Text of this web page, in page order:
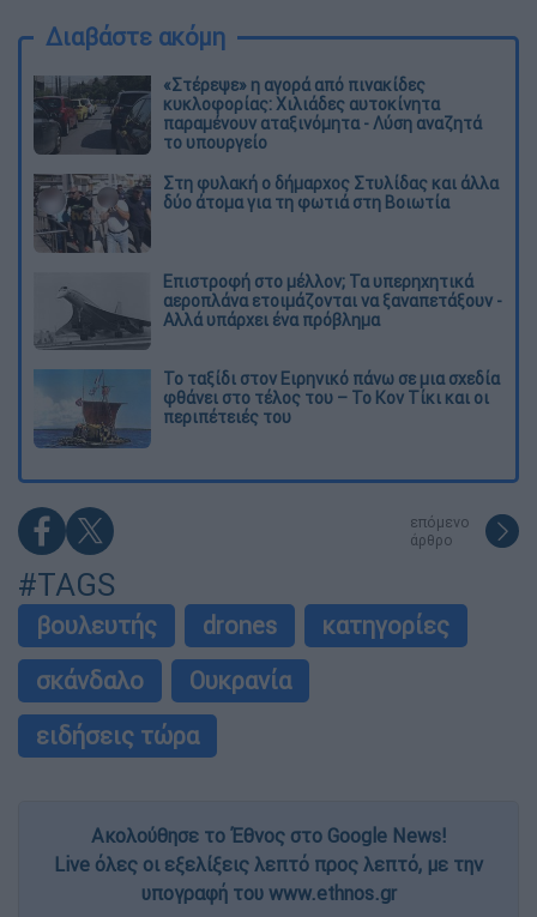
Διαβάστε ακόμη
«Στέρεψε» η αγορά από πινακίδες
κυκλοφορίας: Χιλιάδες αυτοκίνητα
παραμένουν αταξινόμητα - Λύση αναζητά
το υπουργείο
Στη φυλακή ο δήμαρχος Στυλίδας και άλλα
δύο άτομα για τη φωτιά στη Βοιωτία
Επιστροφή στο μέλλον; Τα υπερηχητικά
αεροπλάνα ετοιμάζονται να ξαναπετάξουν -
Αλλά υπάρχει ένα πρόβλημα
Το ταξίδι στον Ειρηνικό πάνω σε μια σχεδία
φθάνει στο τέλος του – Το Κον Τίκι και οι
περιπέτειές του
επόμενο
άρθρο
#TAGS
βουλευτής drones
κατηγορίες
σκάνδαλο
Ουκρανία
ειδήσεις τώρα
Ακολούθησε το Έθνος στο Google News!
Live όλες οι εξελίξεις λεπτό προς λεπτό, με την
υπογραφή του www.ethnos.gr